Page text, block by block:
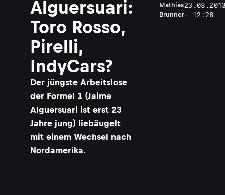
Alguersuari:
Toro Rosso,
Pirelli,
IndyCars?
Der jüngste Arbeitslose
der Formel 1 (Jaime
Alguersuari ist erst 23
Jahre jung) liebäugelt
mit einem Wechsel nach
Nordamerika.
Mathias
Brunner- 12:28